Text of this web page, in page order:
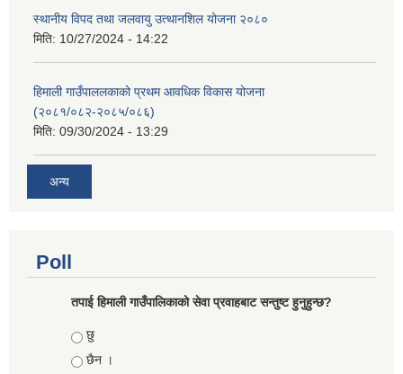
स्थानीय विपद तथा जलवायु उत्थानशिल योजना २०८०
मिति: 10/27/2024 - 14:22
हिमाली गाउँपाललकाको प्रथम आवधिक विकास योजना
(२०८१/०८२-२०८५/०८६)
मिति: 09/30/2024 - 13:29
अन्य
Poll
तपाई हिमाली गाउँपालिकाको सेवा प्रवाहबाट सन्तुष्ट हुनुहुन्छ?
Choices
छु
छैन ।